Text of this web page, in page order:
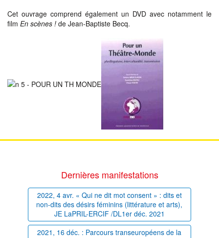
Cet ouvrage comprend également un DVD avec notamment le
film En scènes ! de Jean-Baptiste Becq.
Dernières manifestations
2022, 4 avr. « Qui ne dit mot consent » : dits et
non-dits des désirs féminins (littérature et arts),
JE LaPRIL-ERCIF /DL1er déc. 2021
2021, 16 déc. : Parcours transeuropéens de la